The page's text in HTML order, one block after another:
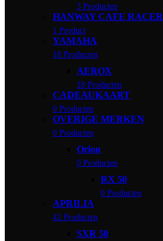
3 Producten
HANWAY CAFE RACER
1 Product
YAMAHA
18 Producten
AEROX
18 Producten
CADEAUKAART
0 Producten
OVERIGE MERKEN
0 Producten
Orion
0 Producten
RX 50
0 Producten
APRILIA
42 Producten
SXR 50